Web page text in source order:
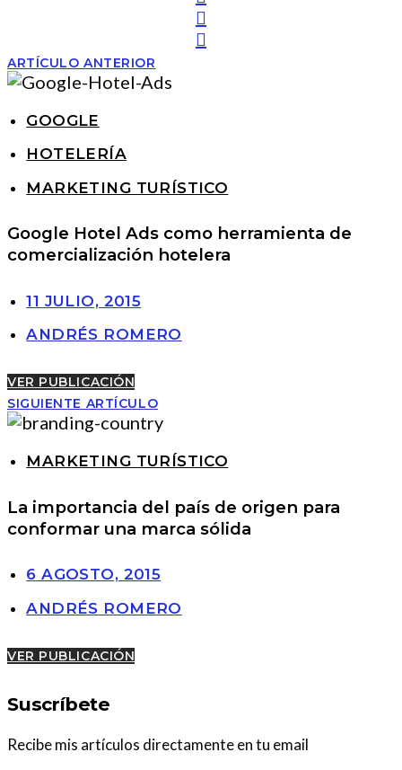
ARTÍCULO ANTERIOR
GOOGLE
HOTELERÍA
MARKETING TURÍSTICO
Google Hotel Ads como herramienta de
comercialización hotelera
11 JULIO, 2015
ANDRÉS ROMERO
VER PUBLICACIÓN
SIGUIENTE ARTÍCULO
MARKETING TURÍSTICO
La importancia del país de origen para
conformar una marca sólida
6 AGOSTO, 2015
ANDRÉS ROMERO
VER PUBLICACIÓN
Suscríbete
Recibe mis artículos directamente en tu email